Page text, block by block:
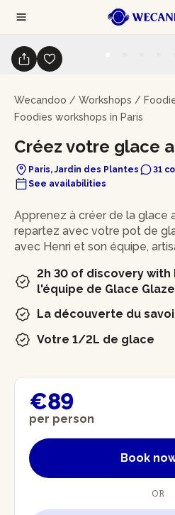
Wecandoo / Workshops /
Foodies workshops in Paris
Créez votre glace
Paris, Jardin des Plantes
31
See availabilities
In brief
Apprenez à créer de la glace
repartez avec votre pot de
avec Henri et son équipe,
2h 30 of discovery
l'équipe de Glace
La découverte du
Votre 1/2L de glace
€89
per person
Book
OR